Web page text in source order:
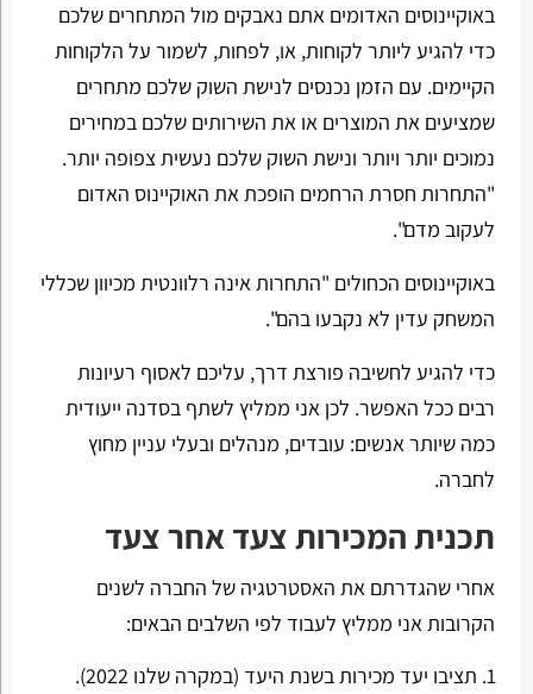
באוקיינוסים האדומים אתם נאבקים מול המתחרים שלכם
כדי להגיע ליותר לקוחות, או, לפחות, לשמור על הלקוחות
הקיימים. עם הזמן נכנסים לנישת השוק שלכם מתחרים
שמציעים את המוצרים או את השירותים שלכם במחירים
נמוכים יותר ויותר ונישת השוק שלכם נעשית צפופה יותר.
"התחרות חסרת הרחמים הופכת את האוקיינוס האדום
לעקוב מדם".
באוקיינוסים הכחולים "התחרות אינה רלוונטית מכיוון שכללי
המשחק עדין לא נקבעו בהם".
כדי להגיע לחשיבה פורצת דרך, עליכם לאסוף רעיונות
רבים ככל האפשר. לכן אני ממליץ לשתף בסדנה ייעודית
כמה שיותר אנשים: עובדים, מנהלים ובעלי עניין מחוץ
לחברה.
תכנית המכירות צעד אחר צעד
אחרי שהגדרתם את האסטרטגיה של החברה לשנים
הקרובות אני ממליץ לעבוד לפי השלבים הבאים:
תציבו יעד מכירות בשנת היעד (במקרה שלנו 2022).